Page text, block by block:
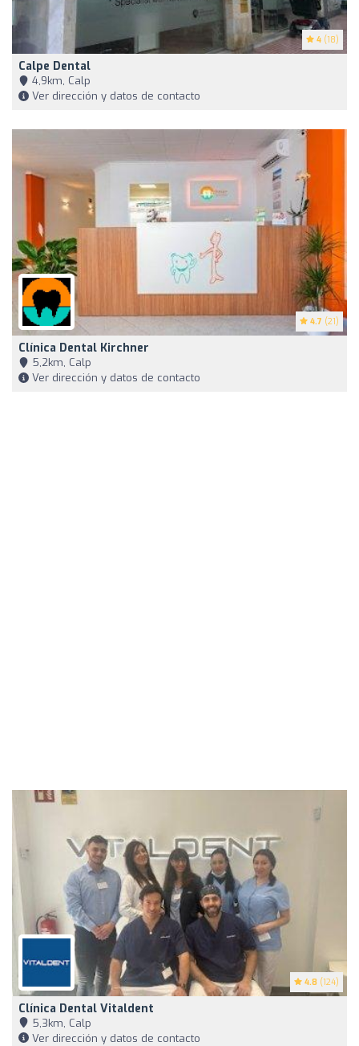
4 (18)
Calpe Dental
4,9km, Calp
Ver dirección y datos de contacto
4.7 (21)
Clínica Dental Kirchner
5,2km, Calp
Ver dirección y datos de contacto
4.8 (124)
Clínica Dental Vitaldent
5,3km, Calp
Ver dirección y datos de contacto